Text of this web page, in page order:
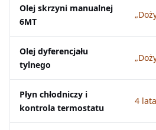
Olej skrzyni manualnej
6MT
Olej dyferencjału
tylnego
Płyn chłodniczy i
kontrola termostatu
4 lata